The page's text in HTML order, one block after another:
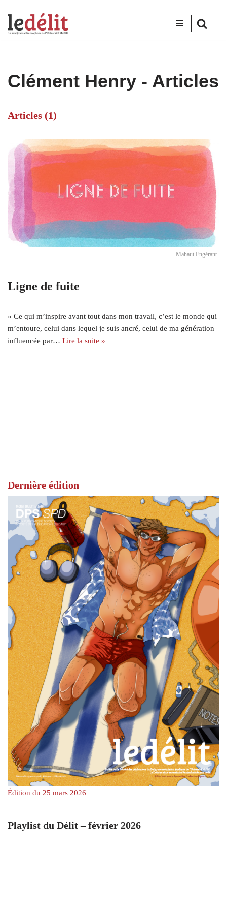
Aller
Clément Henry - Articles
Articles (1)
Mahaut Engérant
Ligne de fuite
« Ce qui m’inspire avant tout dans mon travail, c’est le monde qui
m’entoure, celui dans lequel je suis ancré, celui de ma génération
influencée par… Lire la suite »
Dernière édition
Édition du 25 mars 2026
Playlist du Délit – février 2026